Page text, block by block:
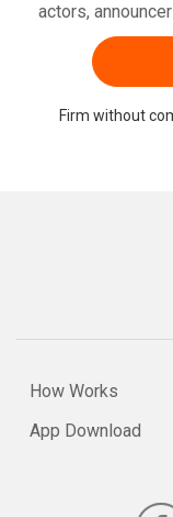
actors,
Firm without
How Works
App Download